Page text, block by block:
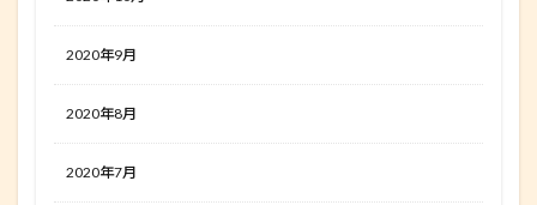
2020年9月
2020年8月
2020年7月